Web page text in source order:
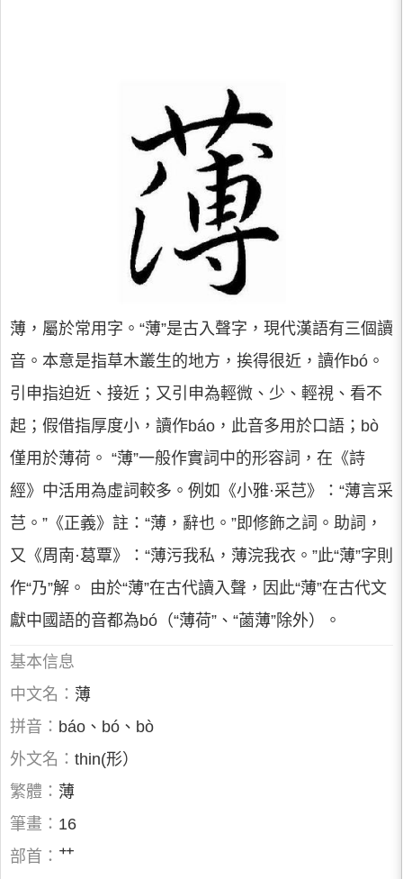
薄，屬於常用字。“薄”是古入聲字，現代漢語有三個讀
音。本意是指草木叢生的地方，挨得很近，讀作bó。
引申指迫近、接近；又引申為輕微、少、輕視、看不
起；假借指厚度小，讀作báo，此音多用於口語；bò
僅用於薄荷。 “薄”一般作實詞中的形容詞，在《詩
經》中活用為虛詞較多。例如《小雅·采芑》：“薄言采
芑。”《正義》註：“薄，辭也。”即修飾之詞。助詞，
又《周南·葛覃》：“薄污我私，薄浣我衣。”此“薄”字則
作“乃”解。 由於“薄”在古代讀入聲，因此“薄”在古代文
獻中國語的音都為bó（“薄荷”、“蓾薄”除外）。
基本信息
中文名： 薄
拼音： báo、bó、bò
外文名： thin(形）
繁體： 薄
筆畫： 16
部首： 艹